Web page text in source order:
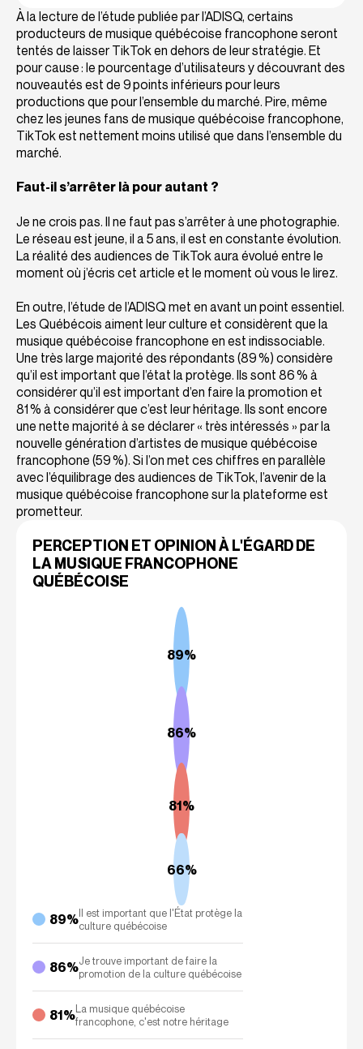
À la lecture de l’étude publiée par l’ADISQ, certains
producteurs de musique québécoise francophone seront
tentés de laisser TikTok en dehors de leur stratégie. Et
pour cause : le pourcentage d’utilisateurs y découvrant des
nouveautés est de 9 points inférieurs pour leurs
productions que pour l’ensemble du marché. Pire, même
chez les jeunes fans de musique québécoise francophone,
TikTok est nettement moins utilisé que dans l’ensemble du
marché.
Faut-il s’arrêter là pour autant ?
Je ne crois pas. Il ne faut pas s’arrêter à une photographie.
Le réseau est jeune, il a 5 ans, il est en constante évolution.
La réalité des audiences de TikTok aura évolué entre le
moment où j’écris cet article et le moment où vous le lirez.
En outre, l’étude de l’ADISQ met en avant un point essentiel.
Les Québécois aiment leur culture et considèrent que la
musique québécoise francophone en est indissociable.
Une très large majorité des répondants (89 %) considère
qu’il est important que l’état la protège. Ils sont 86 % à
considérer qu’il est important d’en faire la promotion et
81 % à considérer que c’est leur héritage. Ils sont encore
une nette majorité à se déclarer « très intéressés » par la
nouvelle génération d’artistes de musique québécoise
francophone (59 %). Si l’on met ces chiffres en parallèle
avec l’équilibrage des audiences de TikTok, l’avenir de la
musique québécoise francophone sur la plateforme est
prometteur.
PERCEPTION ET OPINION À L'ÉGARD DE
LA MUSIQUE FRANCOPHONE
QUÉBÉCOISE
89%
86%
81%
66%
89%Il est important que l'État protège la
culture québécoise
86%Je trouve important de faire la
promotion de la culture québécoise
81%La musique québécoise
francophone, c'est notre héritage
%